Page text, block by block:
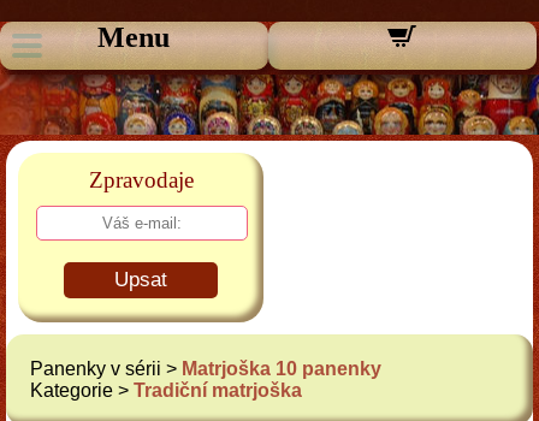
Menu
Zpravodaje
Upsat
Panenky v sérii > Matrjoška 10 panenky
Kategorie > Tradiční matrjoška